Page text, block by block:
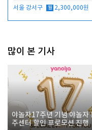
서울 강서구 월 2,300,000원
많이 본 기사
야놀자17주년 기념 야놀자
주센터 할인 프로모션 진행